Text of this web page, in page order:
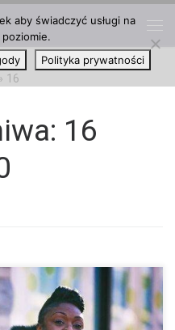
16
16
suplementu jest obecnie
zakupisz coś konkretnego,
aby świadczyć usługi na
Polityka prywatności